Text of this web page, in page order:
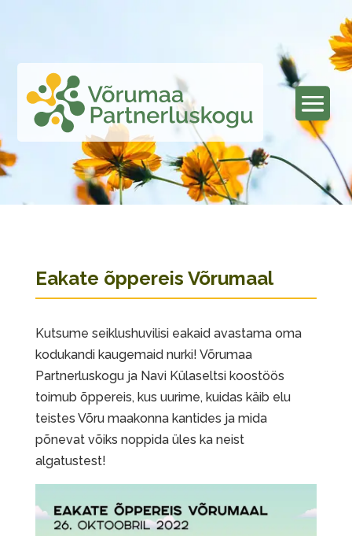
Eakate õppereis Võrumaal
Kutsume seiklushuvilisi eakaid avastama oma
kodukandi kaugemaid nurki! Võrumaa
Partnerluskogu ja Navi Külaseltsi koostöös
toimub õppereis, kus uurime, kuidas käib elu
teistes Võru maakonna kantides ja mida
põnevat võiks noppida üles ka neist
algatustest!